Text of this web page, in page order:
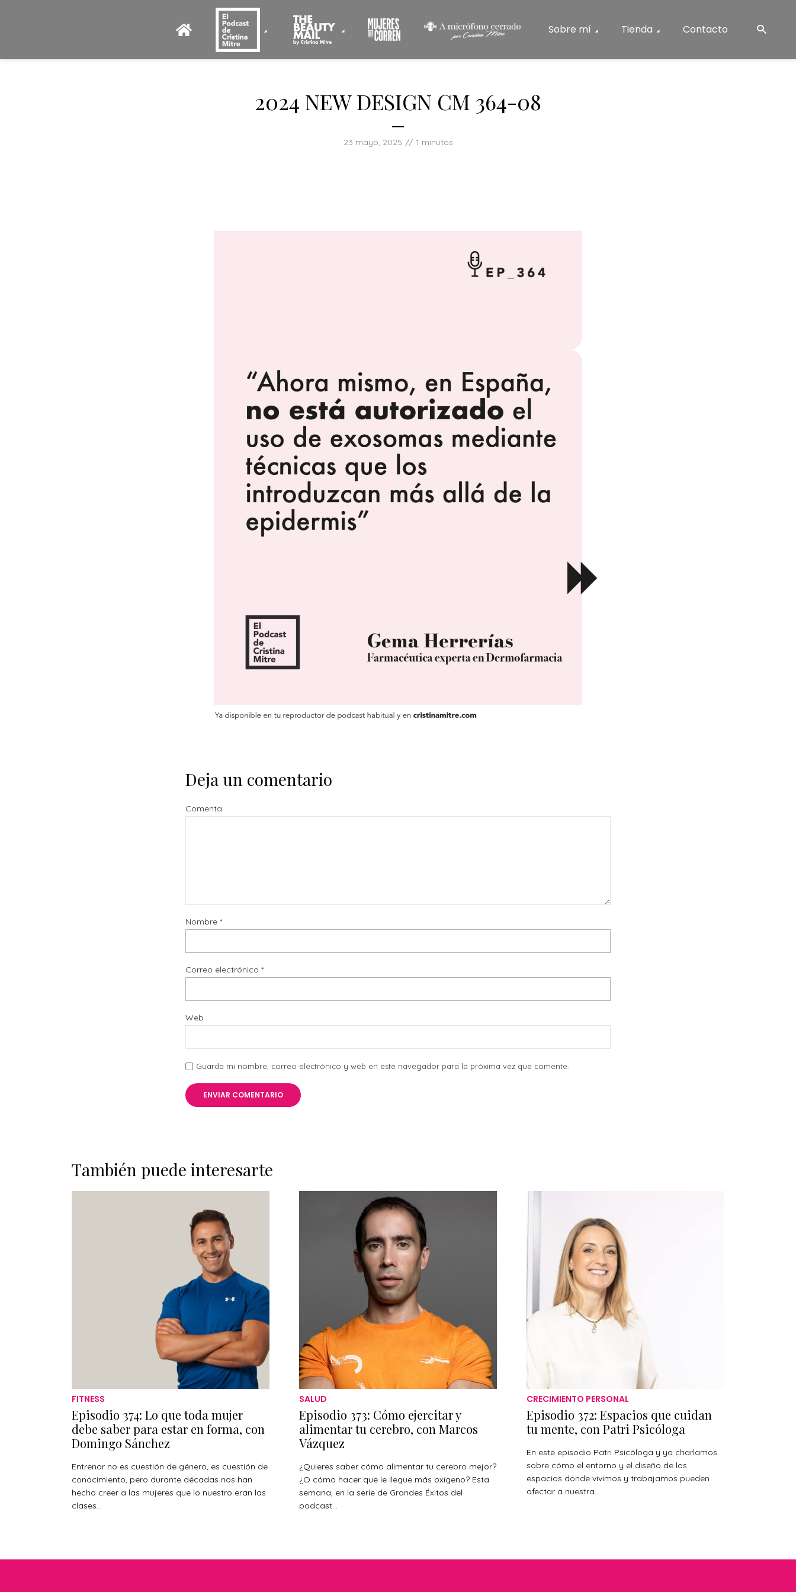
Sobre mí Tienda Contacto
2024 NEW DESIGN CM 364-08
23 mayo, 2025 1 minutos
Deja un comentario
Comenta
Nombre *
Correo electrónico *
Web
Guarda mi nombre, correo electrónico y web en este navegador para la próxima vez que comente.
También puede interesarte
FITNESS
Episodio 374: Lo que toda mujer
debe saber para estar en forma, con
Domingo Sánchez
Entrenar no es cuestión de género, es cuestión de
conocimiento, pero durante décadas nos han
hecho creer a las mujeres que lo nuestro eran las
clases...
SALUD
Episodio 373: Cómo ejercitar y
alimentar tu cerebro, con Marcos
Vázquez
¿Quieres saber cómo alimentar tu cerebro mejor?
¿O cómo hacer que le llegue más oxígeno? Esta
semana, en la serie de Grandes Éxitos del
podcast...
CRECIMIENTO PERSONAL
Episodio 372: Espacios que cuidan
tu mente, con Patri Psicóloga
En este episodio Patri Psicóloga y yo charlamos
sobre cómo el entorno y el diseño de los
espacios donde vivimos y trabajamos pueden
afectar a nuestra...